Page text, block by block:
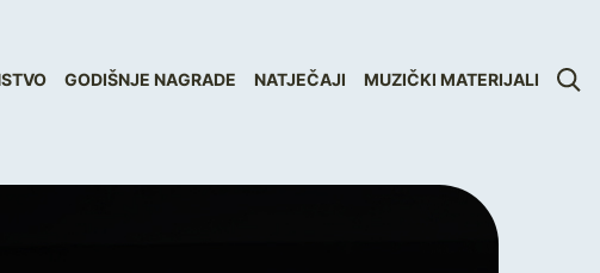
GODIŠNJE NAGRADE NATJEČAJI MUZIČKI MATERIJALI